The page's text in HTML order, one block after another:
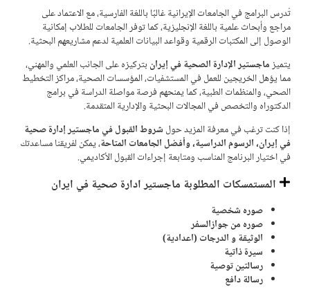
تُدرس البرامج في الجامعات الإيرانية غالبًا باللغة الفارسية، مع الاعتماد على
مراجع وأبحاث علمية باللغة الإنجليزية، كما توفر الجامعات للطلاب إمكانية
الوصول إلى المكتبات الرقمية وقواعد البيانات العلمية لدعم مشاريعهم البحثية.
يتميزماجستير الإدارة الصحية في إيرانبتركيزه على الجانب العلمي والمهني،
مما يؤهل الخريجين للعمل في المستشفيات، المؤسسات الصحية، مراكز التخطيط
الصحي، والمنظمات الطبية، كما يمنحهم فرصة مواصلة الدراسة في برامج
الدكتوراه والتخصص في المجالات البحثية والإدارية المتقدمة.
إذا كنت ترغب في معرفة المزيد حول شروط القبول في ماجستير إدارة صحية
في إيران، الرسوم الدراسية، وأفضل الجامعات المتاحة، يمكن لفريقنا مساعدتك
في اختيار البرنامج المناسب ومتابعة إجراءات القبول الأكاديمي.
المستمسكات المطلوبة ماجستير ادارة صحية في ايران
صوره شخصية
صوره من جوازالسفر
الوثيقة و الدرجات (اعدادية)
سيرة ذاتية
رسالتين توصية
رسالة دافع